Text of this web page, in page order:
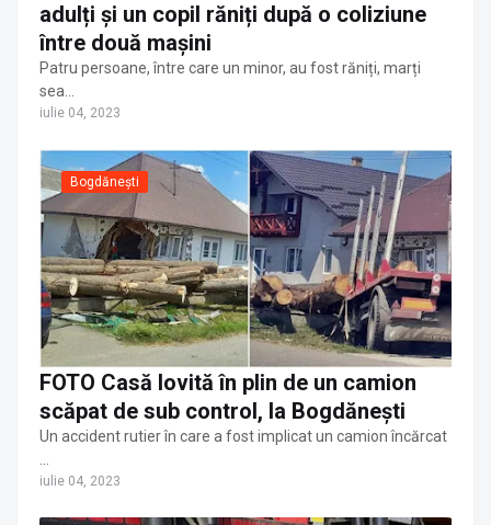
adulți și un copil răniți după o coliziune
între două mașini
Patru persoane, între care un minor, au fost răniți, marți
sea…
iulie 04, 2023
Bogdănești
FOTO Casă lovită în plin de un camion
scăpat de sub control, la Bogdănești
Un accident rutier în care a fost implicat un camion încărcat
iulie 04, 2023